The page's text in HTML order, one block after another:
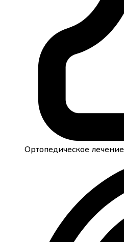
Ортопедическое лечение